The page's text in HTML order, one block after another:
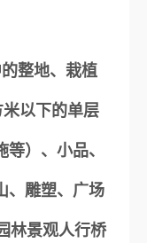
整地、栽植
以下的单层
）、小品、
、雕塑、广场
林景观人行桥